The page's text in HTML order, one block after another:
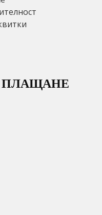
ПЛАЩАНЕ